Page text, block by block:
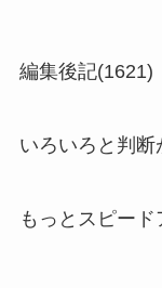
編集後記(1621)
いろいろと判断
もっとスピード